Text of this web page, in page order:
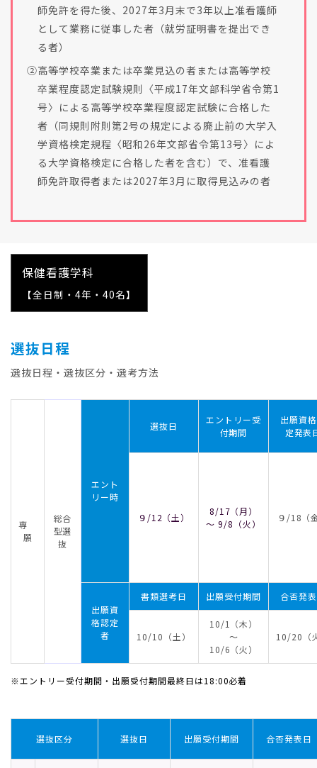
師免許を得た後、2027年3月末で3年以上准看護師
として業務に従事した者（就労証明書を提出でき
る者）
②高等学校卒業または卒業見込の者または高等学校
卒業程度認定試験規則〈平成17年文部科学省令第1
号〉による高等学校卒業程度認定試験に合格した
者（同規則附則第2号の規定による廃止前の大学入
学資格検定規程〈昭和26年文部省令第13号〉によ
る大学資格検定に合格した者を含む）で、准看護
師免許取得者または2027年3月に取得見込みの者
保健看護学科
【全日制・4年・40名】
選抜日程
選抜日程・選抜区分・選考方法
専
願
総合
型選
抜
エント
リー時
選抜日
エントリー受
付期間
出願資
定発表
９/12（土）
8/17（月）
～ 9/8（火）
９/18（
出願資
格認定
者
書類選考日 出願受付期間 合否発
10/10（土）
10/1（木）
～
10/6（火）
10/20（
※エントリー受付期間・出願受付期間最終日は18:00必着
選抜区分 選抜日 出願受付期間 合否発表日